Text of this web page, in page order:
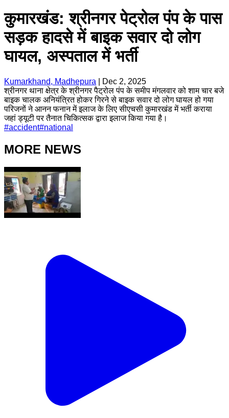
कुमारखंड: श्रीनगर पेट्रोल पंप के पास
सड़क हादसे में बाइक सवार दो लोग
घायल, अस्पताल में भर्ती
Kumarkhand, Madhepura
Dec 2, 2025
श्रीनगर थाना क्षेत्र के श्रीनगर पैट्रोल पंप के समीप मंगलवार को शाम चार बजे
बाइक चालक अनियंत्रित होकर गिरने से बाइक सवार दो लोग घायल हो गया
परिजनों ने आनन फनान में इलाज के लिए सीएचसी कुमारखंड में भर्ती कराया
जहां ड्यूटी पर तैनात चिकित्सक द्वारा इलाज किया गया है।
#accident#national
MORE NEWS